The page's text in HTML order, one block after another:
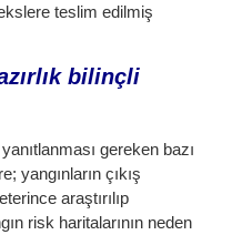
teslim edilmiş
bilinçli
gereken bazı
yangınların çıkış
araştırılıp
risk haritalarının neden